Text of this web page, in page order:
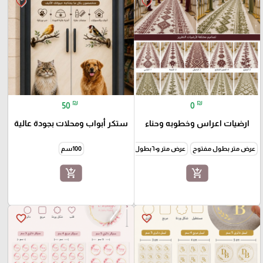
0 ₪
ارضيات اعراس وخطوبه وحناء
عرض متر بطول مفتوح عرض متر و٦٠بطول مفتوح
add_shopping_cart
50 ₪
ستكر أبواب ومحلات بجودة عالية
100سم
add_shopping_cart
favorite_border
favorite_border